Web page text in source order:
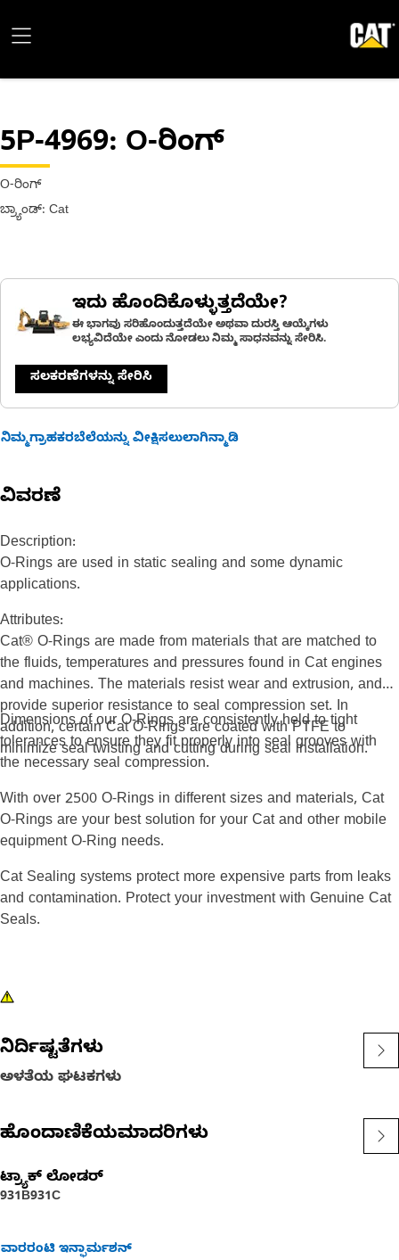
5P-4969: O-ರಿಂಗ್
O-ರಿಂಗ್
ಬ್ರ್ಯಾಂಡ್: Cat
ಇದು ಹೊಂದಿಕೊಳ್ಳುತ್ತದೆಯೇ?
ಈ ಭಾಗವು ಸರಿಹೊಂದುತ್ತದೆಯೇ ಅಥವಾ ದುರಸ್ತಿ ಆಯ್ಕೆಗಳು
ಲಭ್ಯವಿದೆಯೇ ಎಂದು ನೋಡಲು ನಿಮ್ಮ ಸಾಧನವನ್ನು ಸೇರಿಸಿ.
ಸಲಕರಣೆಗಳನ್ನು ಸೇರಿಸಿ
ನಿಮ್ಮಗ್ರಾಹಕರಬೆಲೆಯನ್ನು ವೀಕ್ಷಿಸಲುಲಾಗಿನ್ಮಾಡಿ
ವಿವರಣೆ
Description:
O-Rings are used in static sealing and some dynamic
applications.
Attributes:
Cat® O-Rings are made from materials that are matched to
the fluids, temperatures and pressures found in Cat engines
and machines. The materials resist wear and extrusion, and
provide superior resistance to seal compression set. In
addition, certain Cat O-Rings are coated with PTFE to
minimize seal twisting and cutting during seal installation.
Dimensions of our O-Rings are consistently held to tight
tolerances to ensure they fit properly into seal grooves with
the necessary seal compression.
With over 2500 O-Rings in different sizes and materials, Cat
O-Rings are your best solution for your Cat and other mobile
equipment O-Ring needs.
Cat Sealing systems protect more expensive parts from leaks
and contamination. Protect your investment with Genuine Cat
Seals.
ನಿರ್ದಿಷ್ಟತೆಗಳು
ಅಳತೆಯ ಘಟಕಗಳು
ಹೊಂದಾಣಿಕೆಯಮಾದರಿಗಳು
ಟ್ರ್ಯಾಕ್ ಲೋಡರ್
931B931C
ವಾರರಂಟಿ ಇನ್ಫಾರ್ಮಶನ್